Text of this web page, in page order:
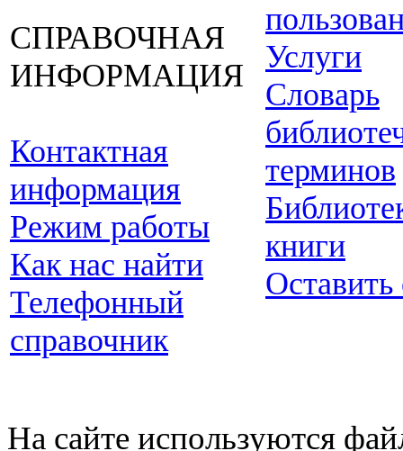
СПРАВОЧНАЯ
ИНФОРМАЦИЯ
Контактная
информация
Режим работы
Как нас найти
Телефонный
справочник
Услуги
Словарь
терминов
книги
Оставить
На сайте используются